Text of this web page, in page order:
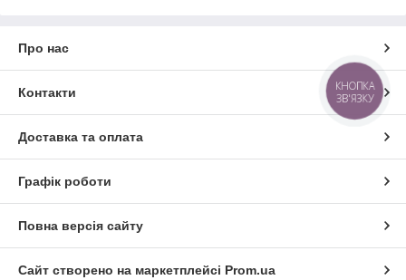
Про нас
Контакти
Доставка та оплата
Графік роботи
Повна версія сайту
Сайт створено на маркетплейсі Prom.ua
КНОПКА
ЗВ'ЯЗКУ